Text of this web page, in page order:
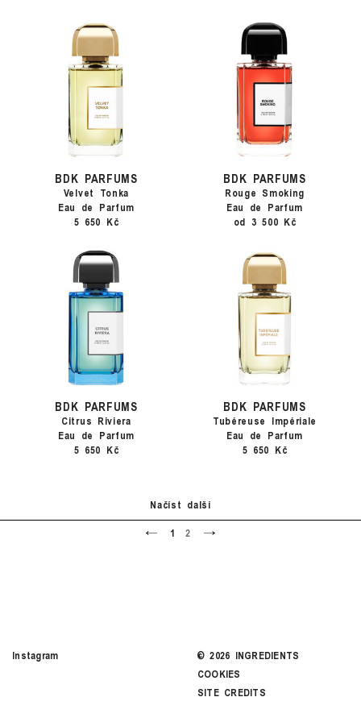
BDK PARFUMS
Velvet Tonka
Eau de Parfum
5 650 Kč
BDK PARFUMS
Rouge Smoking
Eau de Parfum
od 3 500 Kč
BDK PARFUMS
Citrus Riviera
Eau de Parfum
5 650 Kč
BDK PARFUMS
Tubéreuse Impériale
Eau de Parfum
5 650 Kč
Načíst další
1 2
Instagram ©2026 INGREDIENTS
COOKIES
SITE CREDITS